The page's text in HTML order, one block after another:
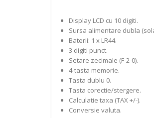
Display LCD cu 10 digiti.
Sursa alimentare dubla
Baterii: 1 x LR44.
3 digiti punct.
Setare zecimale (F-2-0).
4-tasta memorie.
Tasta dublu 0.
Tasta corectie/stergere.
Calculatie taxa (TAX +/-).
Conversie valuta.